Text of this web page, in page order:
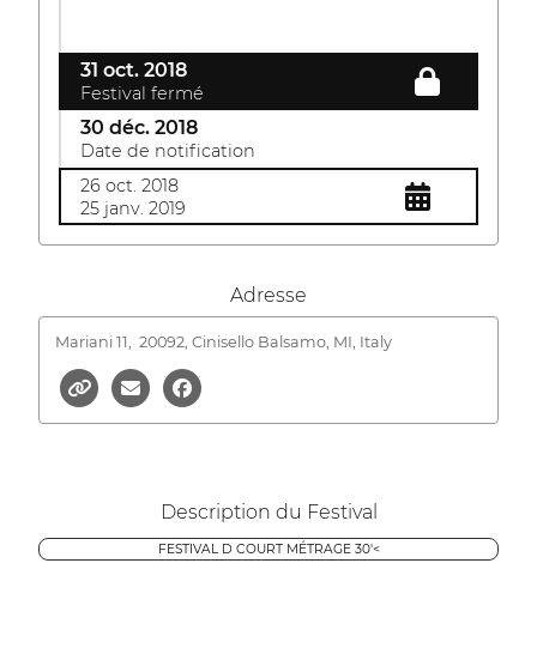
31 oct. 2018
Festival fermé
30 déc. 2018
Date de notification
26 oct. 2018
25 janv. 2019
Adresse
Mariani 11, 20092, Cinisello Balsamo, MI, Italy
Description du Festival
FESTIVAL D COURT MÉTRAGE 30'<